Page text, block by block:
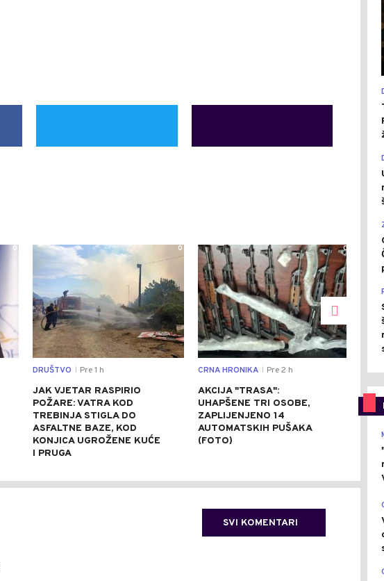
0 0
DRUŠTVO Pre 1 h
JAK VJETAR RASPIRIO
POŽARE: VATRA KOD
TREBINJA STIGLA DO
ASFALTNE BAZE, KOD
KONJICA UGROŽENE KUĆE
I PRUGA
0
CRNA HRONIKA Pre 2 h
AKCIJA "TRASA":
UHAPŠENE TRI OSOBE,
ZAPLIJENJENO 14
AUTOMATSKIH PUŠAKA
(FOTO)
SVI KOMENTARI